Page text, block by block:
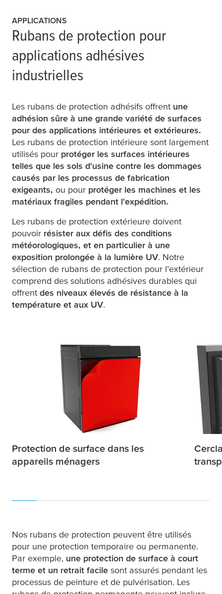
APPLICATIONS
Rubans de protection pour
applications adhésives
industrielles
Les rubans de protection adhésifs offrent une
adhésion sûre à une grande variété de surfaces
pour des applications intérieures et extérieures.
Les rubans de protection intérieure sont largement
utilisés pour protéger les surfaces intérieures
telles que les sols d'usine contre les dommages
causés par les processus de fabrication
exigeants, ou pour protéger les machines et les
matériaux fragiles pendant l'expédition.
Les rubans de protection extérieure doivent
pouvoir résister aux défis des conditions
météorologiques, et en particulier à une
exposition prolongée à la lumière UV. Notre
sélection de rubans de protection pour l’extérieur
comprend des solutions adhésives durables qui
offrent des niveaux élevés de résistance à la
température et aux UV.
Protection de surface dans les
appareils ménagers
Nos rubans de protection peuvent être utilisés
pour une protection temporaire ou permanente.
Par exemple, une protection de surface à court
terme et un retrait facile sont assurés pendant les
processus de peinture et de pulvérisation. Les